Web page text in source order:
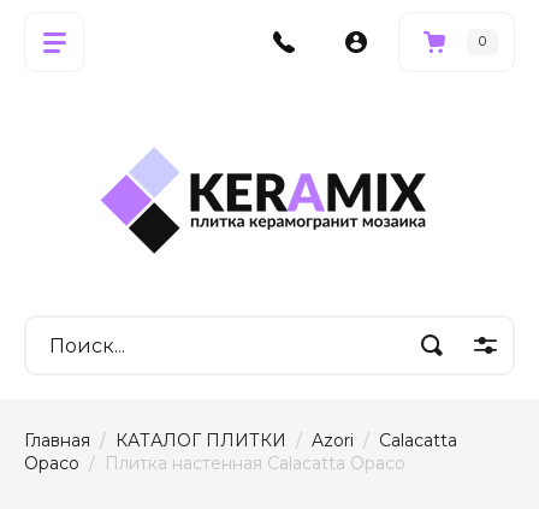
0
Главная / КАТАЛОГ ПЛИТКИ / Azori / Calacatta
Opaco /  Плитка настенная Calacatta Opaco